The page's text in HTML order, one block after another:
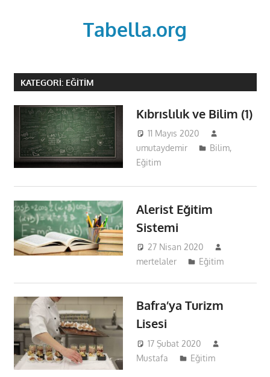
Tabella.org
KATEGORI: EĞITIM
Kıbrıslılık ve Bilim (1)
11 Mayıs 2020
umutaydemir
Bilim,
Eğitim
Alerist Eğitim
Sistemi
27 Nisan 2020
mertelaler
Eğitim
Bafra’ya Turizm
Lisesi
17 Şubat 2020
Mustafa
Eğitim